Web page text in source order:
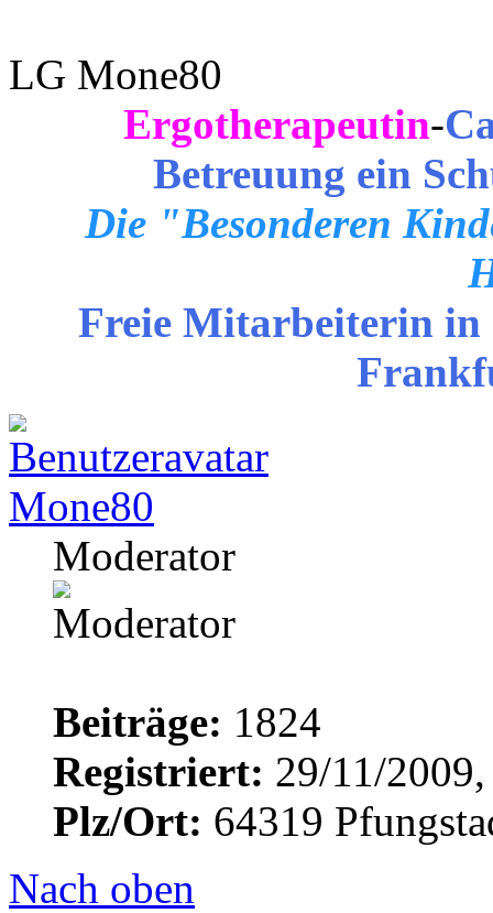
LG Mone80
Ergotherapeutin-
Betreuung ein
Die "Besonderen
Freie Mitarbeiterin in
Mone80
Moderator
Beiträge: 1824
Registriert: 29/11/
Plz/Ort: 64319
Nach oben